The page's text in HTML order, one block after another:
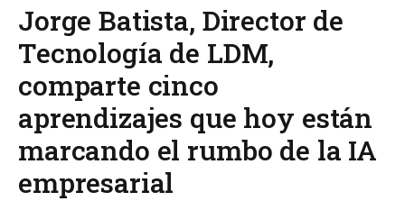
Jorge Batista, Director de
Tecnología de LDM,
comparte cinco
aprendizajes que hoy están
marcando el rumbo de la IA
empresarial